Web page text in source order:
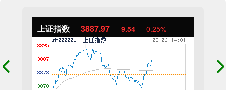
上证指数 3887.97 9.54 0.25%